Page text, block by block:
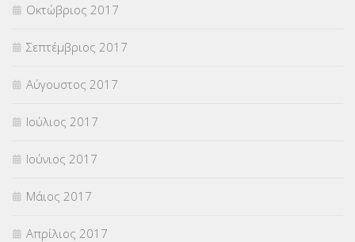
Οκτώβριος 2017
Σεπτέμβριος 2017
Αύγουστος 2017
Ιούλιος 2017
Ιούνιος 2017
Μάιος 2017
Απρίλιος 2017